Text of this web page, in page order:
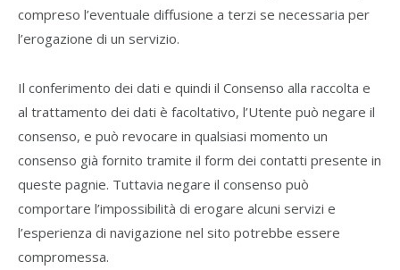
compreso l’eventuale diffusione a terzi se necessaria per
l’erogazione di un servizio.
Il conferimento dei dati e quindi il Consenso alla raccolta e
al trattamento dei dati è facoltativo, l’Utente può negare il
consenso, e può revocare in qualsiasi momento un
consenso già fornito tramite il form dei contatti presente in
queste pagnie. Tuttavia negare il consenso può
comportare l’impossibilità di erogare alcuni servizi e
l’esperienza di navigazione nel sito potrebbe essere
compromessa.